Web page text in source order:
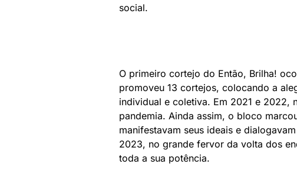
social.
O primeiro cortejo do Então, Brilha!
promoveu 13 cortejos, colocando a
individual e coletiva. Em 2021 e 2022,
pandemia. Ainda assim, o bloco
manifestavam seus ideais e
2023, no grande fervor da volta dos
toda a sua potência.